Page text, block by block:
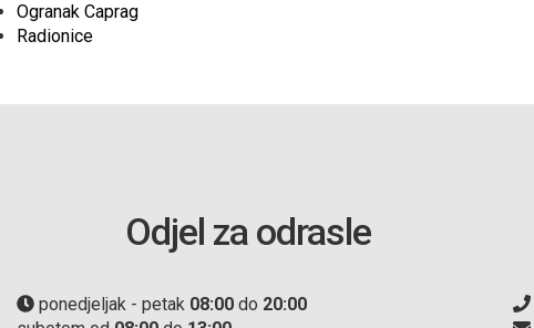
Ogranak Caprag
Radionice
Odjel za odrasle
ponedjeljak - petak 08:00 do 20:00